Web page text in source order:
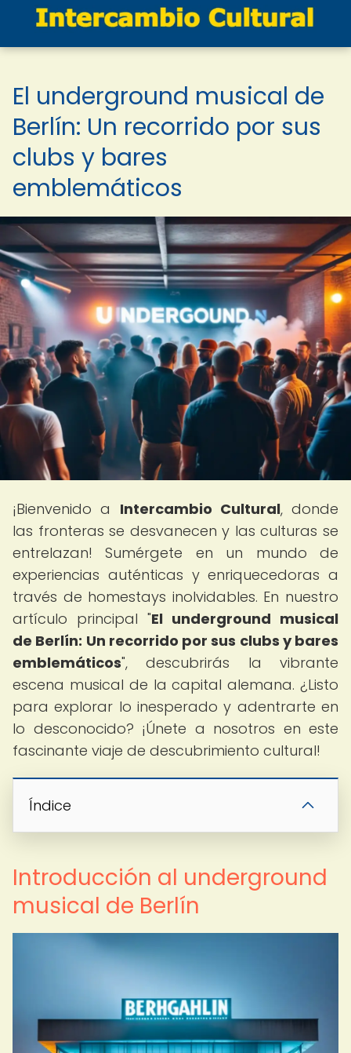
El underground musical de
Berlín: Un recorrido por sus
clubs y bares
emblemáticos
¡Bienvenido a Intercambio Cultural, donde
las fronteras se desvanecen y las culturas se
entrelazan! Sumérgete en un mundo de
experiencias auténticas y enriquecedoras a
través de homestays inolvidables. En nuestro
artículo principal "El underground musical
de Berlín: Un recorrido por sus clubs y bares
emblemáticos", descubrirás la vibrante
escena musical de la capital alemana. ¿Listo
para explorar lo inesperado y adentrarte en
lo desconocido? ¡Únete a nosotros en este
fascinante viaje de descubrimiento cultural!
Índice
Introducción al underground
musical de Berlín